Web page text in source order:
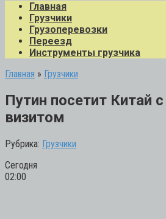
Главная
Грузчики
Грузоперевозки
Переезд
Инструменты грузчика
Главная » Грузчики
Путин посетит Китай
визитом
Рубрика: Грузчики
Сегодня
02:00